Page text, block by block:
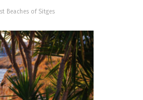
Beaches of Sitges